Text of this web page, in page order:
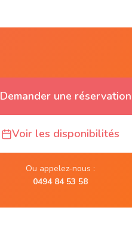
Demander une réservation
Voir les disponibilités
Ou appelez-nous :
0494 84 53 58